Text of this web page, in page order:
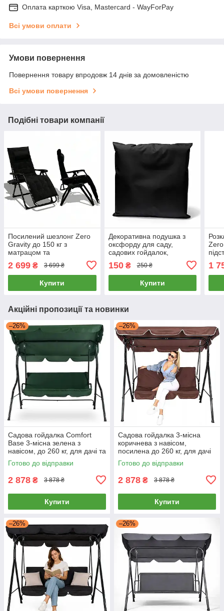
Оплата карткою Visa, Mastercard - WayForPay
Всі умови оплати
Умови повернення
Повернення товару впродовж 14 днів за домовленістю
Всі умови повернення
Подібні товари компанії
Посилений шезлонг Zero
Gravity до 150 кг з
матрацом та
підголівником, складаний,
чорний для саду, дачі,
тераси та відпочинку
2 699 ₴ 3 699 ₴
Купити
Декоративна подушка з
оксфорду для саду,
садових гойдалок,
веранди, альтанки, вулиці
150₴ 250 ₴
Купити
1
Акційні пропозиції та новинки
–26%
Садова гойдалка Comfort
Base 3-місна зелена з
навісом, до 260 кг, для дачі та
саду
Готово до відправки
2 878 ₴ 3 878 ₴
Купити
–26%
Садова гойдалка 3-місна
коричнева з навісом,
посилена до 260 кг, для дачі
та саду Comfort Base
Готово до відправки
2 878 ₴ 3 878 ₴
Купити
–26% –26%